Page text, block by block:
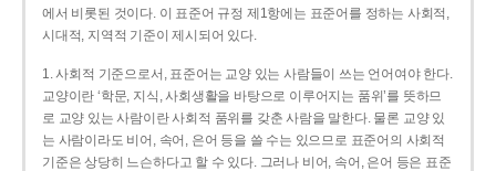
에서 비롯된 것이다. 이 표준어 규정 제1항에는 표준어를 정하는 사회적,
시대적, 지역적 기준이 제시되어 있다.
1. 사회적 기준으로서, 표준어는 교양 있는 사람들이 쓰는 언어여야 한다.
교양이란 ‘학문, 지식, 사회생활을 바탕으로 이루어지는 품위’를 뜻하므
로 교양 있는 사람이란 사회적 품위를 갖춘 사람을 말한다. 물론 교양 있
는 사람이라도 비어, 속어, 은어 등을 쓸 수는 있으므로 표준어의 사회적
기준은 상당히 느슨하다고 할 수 있다. 그러나 비어, 속어, 은어 등은 표준